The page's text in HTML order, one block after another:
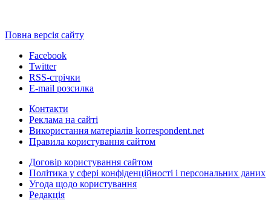
Повна версія сайту
Facebook
Twitter
RSS-стрічки
E-mail розсилка
Контакти
Реклама на сайті
Використання матеріалів korrespondent.net
Правила користування сайтом
Договір користування сайтом
Політика у сфері конфіденційності і персональних даних
Угода щодо користування
Редакція